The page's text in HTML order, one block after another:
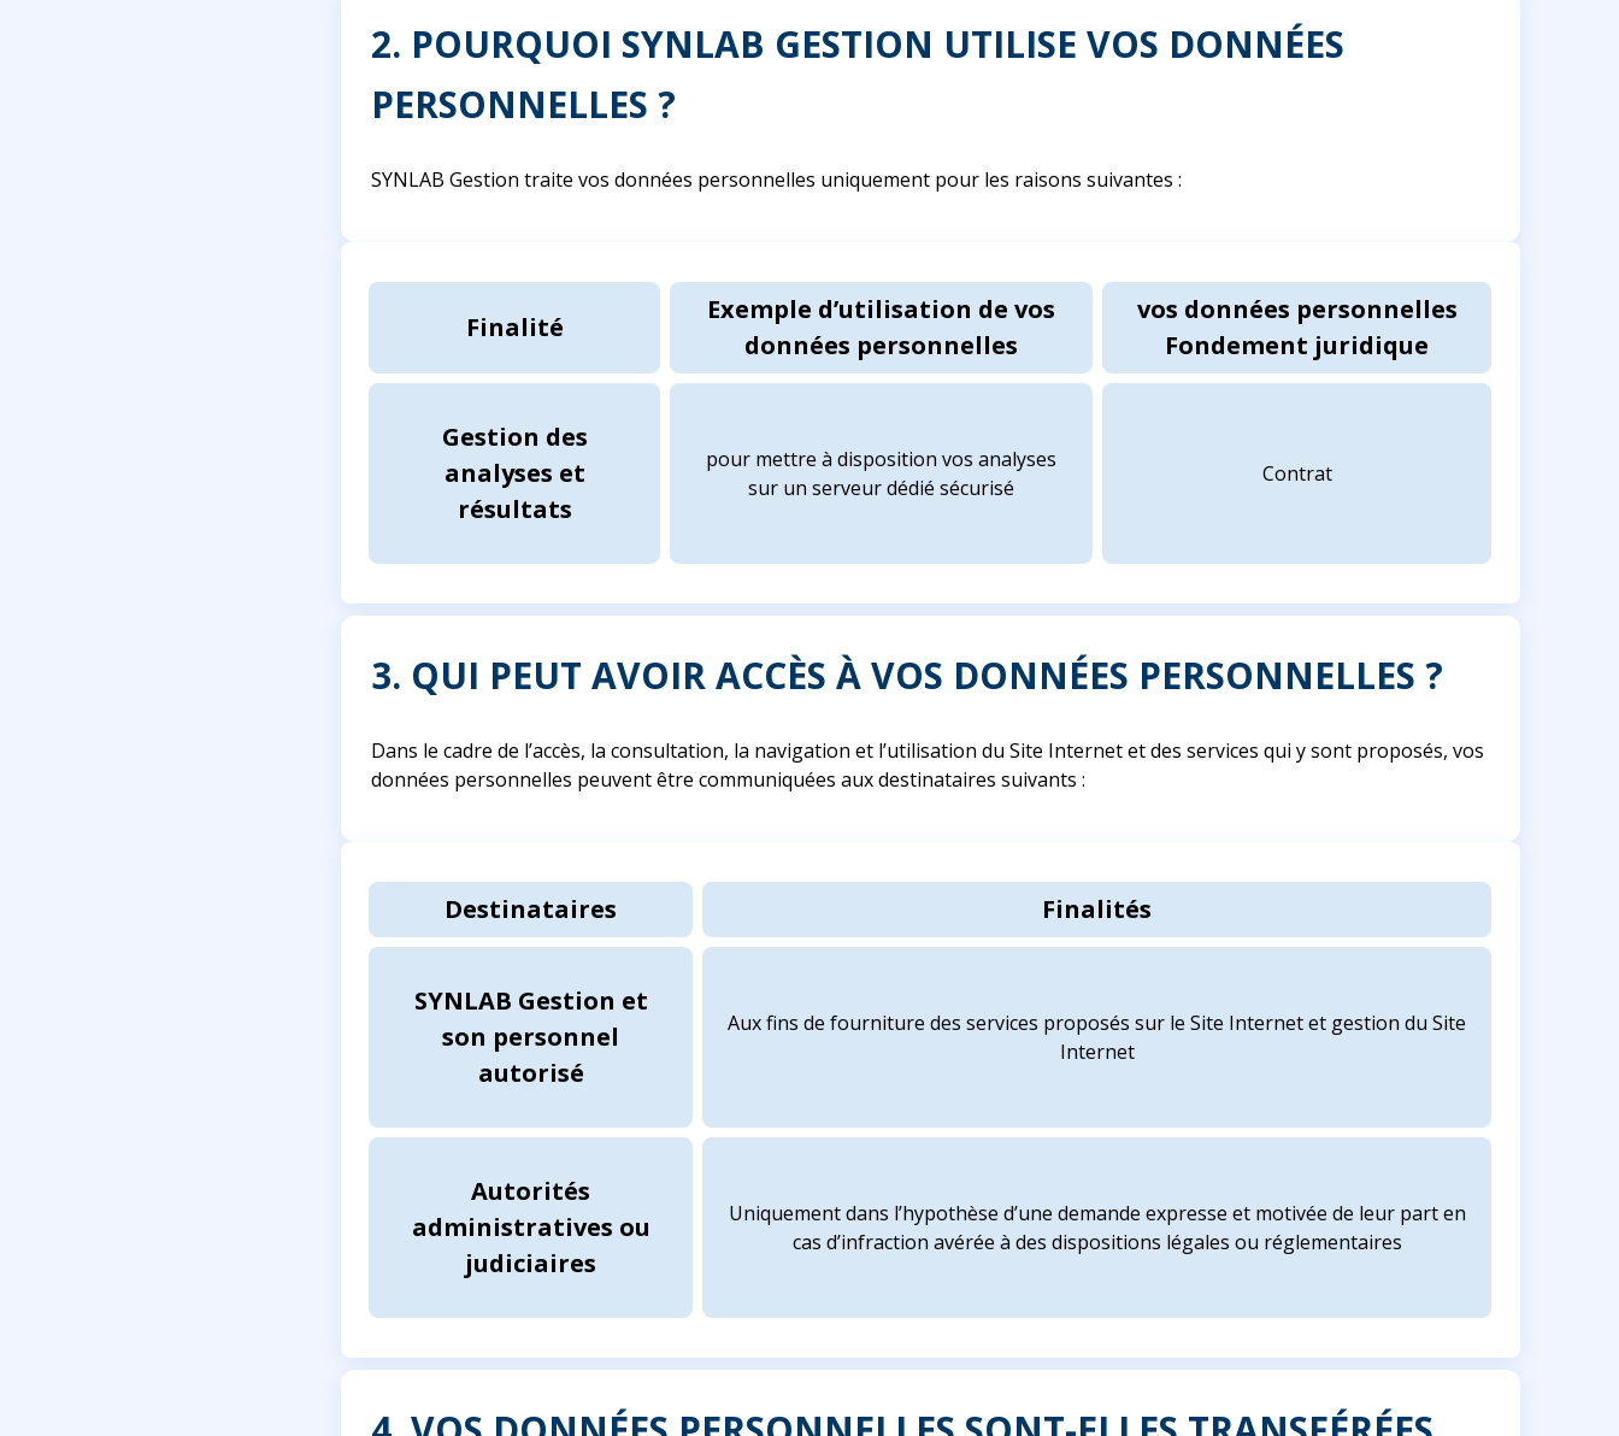
2. POURQUOI SYNLAB GESTION UTILISE VOS DONNÉES
PERSONNELLES ?
SYNLAB Gestion traite vos données personnelles uniquement pour les raisons suivantes :
Finalité
Exemple d’utilisation de vos
données personnelles
vos données personnelles
Fondement juridique
Gestion des
analyses et
résultats
pour mettre à disposition vos analyses
sur un serveur dédié sécurisé
Contrat
3. QUI PEUT AVOIR ACCÈS À VOS DONNÉES PERSONNELLES ?
Dans le cadre de l’accès, la consultation, la navigation et l’utilisation du Site Internet et des services qui y sont proposés, vos
données personnelles peuvent être communiquées aux destinataires suivants :
Destinataires Finalités
SYNLAB Gestion et
son personnel
autorisé
Aux fins de fourniture des services proposés sur le Site Internet et gestion du Site
Internet
Autorités
administratives ou
judiciaires
Uniquement dans l’hypothèse d’une demande expresse et motivée de leur part en
cas d’infraction avérée à des dispositions légales ou réglementaires